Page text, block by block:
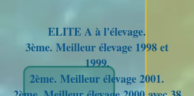
ELITE A à l'élevage.
3ème. Meilleur élevage 1998 et
1999.
2ème. Meilleur élevage 2001.